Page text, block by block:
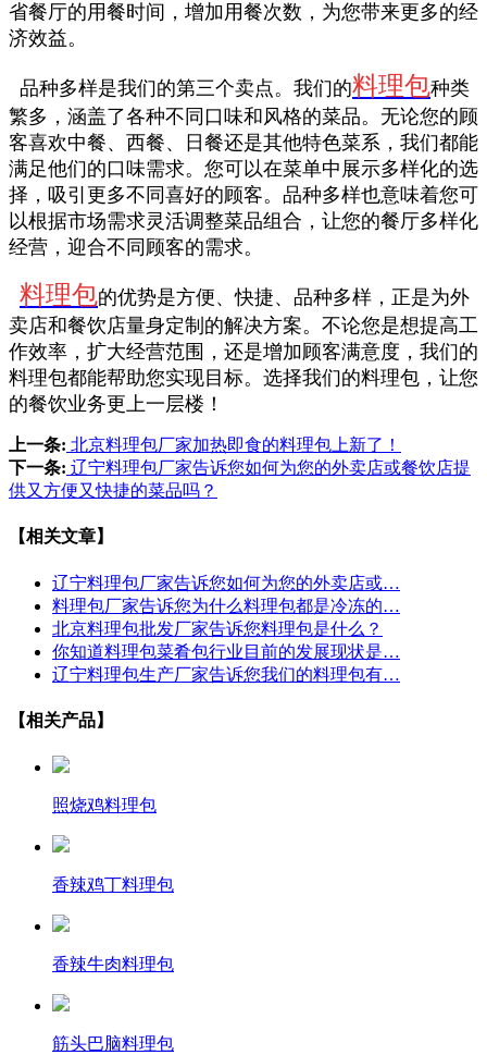
省餐厅的用餐时间，增加用餐次数，为您带来更多的经
济效益。
品种多样是我们的第三个卖点。我们的料理包种类
繁多，涵盖了各种不同口味和风格的菜品。无论您的顾
客喜欢中餐、西餐、日餐还是其他特色菜系，我们都能
满足他们的口味需求。您可以在菜单中展示多样化的选
择，吸引更多不同喜好的顾客。品种多样也意味着您可
以根据市场需求灵活调整菜品组合，让您的餐厅多样化
经营，迎合不同顾客的需求。
料理包的优势是方便、快捷、品种多样，正是为外
卖店和餐饮店量身定制的解决方案。不论您是想提高工
作效率，扩大经营范围，还是增加顾客满意度，我们的
料理包都能帮助您实现目标。选择我们的料理包，让您
的餐饮业务更上一层楼！
上一条: 北京料理包厂家加热即食的料理包上新了！
下一条: 辽宁料理包厂家告诉您如何为您的外卖店或餐饮店提
供又方便又快捷的菜品吗？
【相关文章】
辽宁料理包厂家告诉您如何为您的外卖店或…
料理包厂家告诉您为什么料理包都是冷冻的…
北京料理包批发厂家告诉您料理包是什么？
你知道料理包菜肴包行业目前的发展现状是…
辽宁料理包生产厂家告诉您我们的料理包有…
【相关产品】
照烧鸡料理包
香辣鸡丁料理包
香辣牛肉料理包
筋头巴脑料理包